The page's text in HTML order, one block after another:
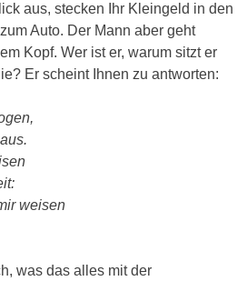
aus, stecken Ihr Kleingeld in den
Auto. Der Mann aber geht
Kopf. Wer ist er, warum sitzt er
Er scheint Ihnen zu antworten:
weisen
was das alles mit der